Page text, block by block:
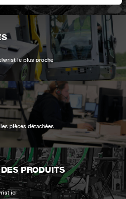
le plus proche
pièces détachées
PRODUITS
ici